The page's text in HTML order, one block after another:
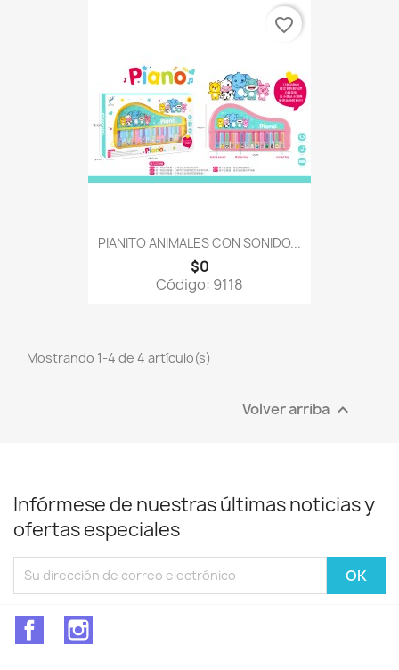
PIANITO ANIMALES CON SONIDO...
$0
Código: 9118
favorite_border
Mostrando 1-4 de 4 artículo(s)
Volver arriba 
Infórmese de nuestras últimas noticias y
ofertas especiales
Facebook